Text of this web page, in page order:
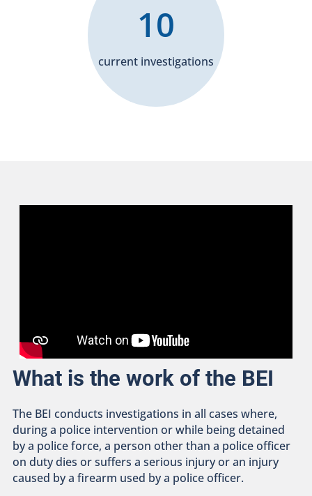
current investigations
10
What is the work of the BEI
The BEI conducts investigations in all cases where,
during a police intervention or while being detained
by a police force, a person other than a police officer
on duty dies or suffers a serious injury or an injury
caused by a firearm used by a police officer.